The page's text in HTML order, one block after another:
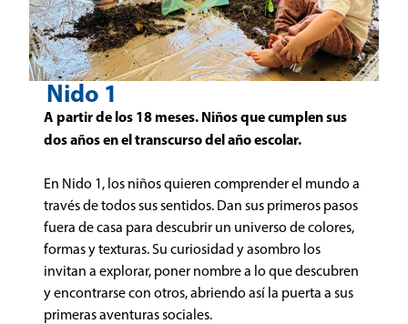
Nido 1
A partir de los 18 meses. Niños que cumplen sus
dos años en el transcurso del año escolar.
En Nido 1, los niños quieren comprender el mundo a
través de todos sus sentidos. Dan sus primeros pasos
fuera de casa para descubrir un universo de colores,
formas y texturas. Su curiosidad y asombro los
invitan a explorar, poner nombre a lo que descubren
y encontrarse con otros, abriendo así la puerta a sus
primeras aventuras sociales.